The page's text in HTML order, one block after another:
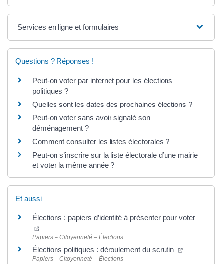
Services en ligne et formulaires
Questions ? Réponses !
Peut-on voter par internet pour les élections
politiques ?
Quelles sont les dates des prochaines élections ?
Peut-on voter sans avoir signalé son
déménagement ?
Comment consulter les listes électorales ?
Peut-on s’inscrire sur la liste électorale d’une mairie
et voter la même année ?
Et aussi
Élections : papiers d’identité à présenter pour voter
Papiers – Citoyenneté – Élections
Élections politiques : déroulement du scrutin
Papiers – Citoyenneté – Élections